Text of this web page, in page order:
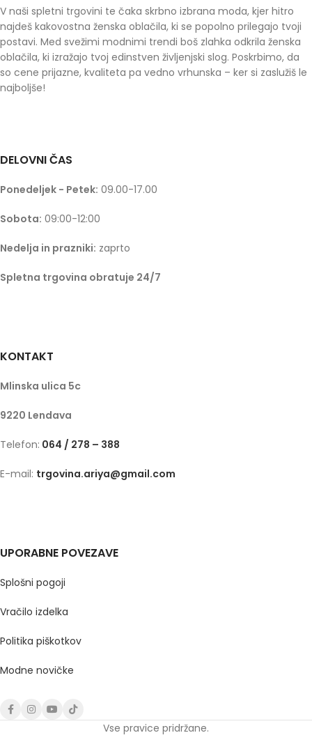
V naši spletni trgovini te čaka skrbno izbrana moda, kjer hitro
najdeš kakovostna ženska oblačila, ki se popolno prilegajo tvoji
postavi. Med svežimi modnimi trendi boš zlahka odkrila ženska
oblačila, ki izražajo tvoj edinstven življenjski slog. Poskrbimo, da
so cene prijazne, kvaliteta pa vedno vrhunska – ker si zaslužiš le
najboljše!
DELOVNI ČAS
Ponedeljek - Petek: 09.00-17.00
Sobota: 09:00-12:00
Nedelja in prazniki: zaprto
Spletna trgovina obratuje 24/7
KONTAKT
Mlinska ulica 5c
9220 Lendava
Telefon: 064 / 278 – 388
E-mail: trgovina.ariya@gmail.com
UPORABNE POVEZAVE
Splošni pogoji
Vračilo izdelka
Politika piškotkov
Modne novičke
Vse pravice pridržane.